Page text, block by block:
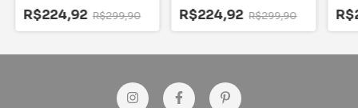
R$224,92 R$299,90 R$224,92 R$299,90